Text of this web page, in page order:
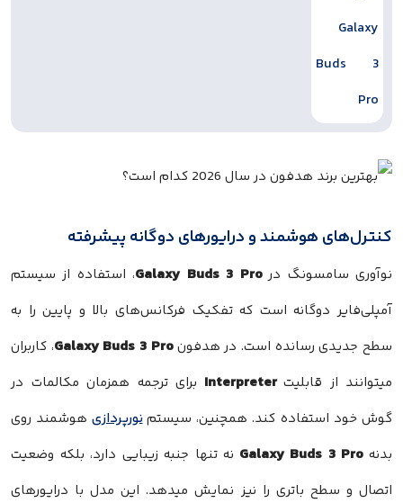
کنترل‌های هوشمند و درایورهای دوگانه پیشرفته
نوآوری سامسونگ درGalaxy Buds 3 Pro، استفاده از سیستم
آمپلی‌فایر دوگانه است که تفکیک فرکانس‌های بالا و پایین را به
سطح جدیدی رسانده است. در هدفونGalaxy Buds 3 Pro، کاربران
میتوانند از قابلیتInterpreterبرای ترجمه همزمان مکالمات در
گوش خود استفاده کند. همچنین، سیستمنورپردازیهوشمند روی
بدنهGalaxy Buds 3 Proنه تنها جنبه زیبایی دارد، بلکه وضعیت
اتصال و سطح باتری را نیز نمایش میدهد. این مدل با درایورهای